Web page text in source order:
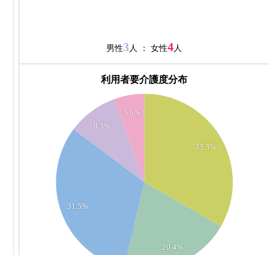
男性3人 ： 女性4人
利用者要介護度分布
33.3%
20.4%
31.5%
9.3%
5.6%